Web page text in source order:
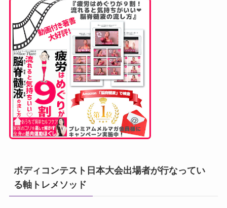
ボディコンテスト日本大会出場者が行なってい
る軸トレメソッド